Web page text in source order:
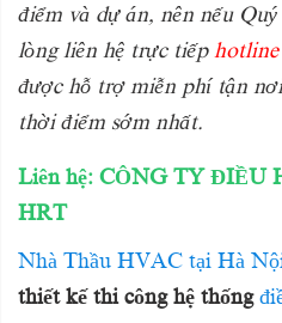
điểm và dự án, nên nếu
lòng liên hệ trực tiếp hotline
được hỗ trợ miễn phí tận
thời điểm sớm nhất.
Liên hệ: CÔNG TY ĐIỀU
HRT
Nhà Thầu HVAC tại Hà
thiết kế thi công hệ thống